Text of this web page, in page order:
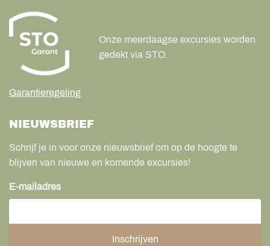
Garantieregeling
Onze meerdaagse excursies worden
gedekt via STO.
NIEUWSBRIEF
Schrijf je in voor onze nieuwsbrief om op de hoogte te
blijven van nieuwe en komende excursies!
E-mailadres